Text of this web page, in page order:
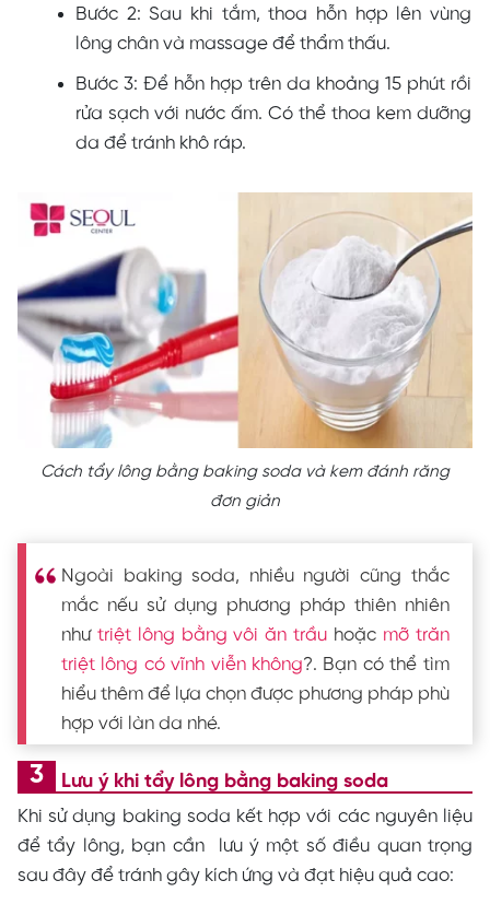
Bước 2: Sau khi tắm, thoa hỗn hợp lên vùng
lông chân và massage để thẩm thấu.
Bước 3: Để hỗn hợp trên da khoảng 15 phút rồi
rửa sạch với nước ấm. Có thể thoa kem dưỡng
da để tránh khô ráp.
Cách tẩy lông bằng baking soda và kem đánh răng
đơn giản
Ngoài baking soda, nhiều người cũng thắc
mắc nếu sử dụng phương pháp thiên nhiên
như triệt lông bằng vôi ăn trầu hoặc mỡ trăn
triệt lông có vĩnh viễn không?. Bạn có thể tìm
hiểu thêm để lựa chọn được phương pháp phù
hợp với làn da nhé.
Lưu ý khi tẩy lông bằng baking soda
Khi sử dụng baking soda kết hợp với các nguyên liệu
để tẩy lông, bạn cần lưu ý một số điều quan trọng
sau đây để tránh gây kích ứng và đạt hiệu quả cao: